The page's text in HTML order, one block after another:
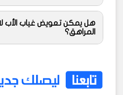
هل يمكن تعويض غياب الأب
المراهق؟